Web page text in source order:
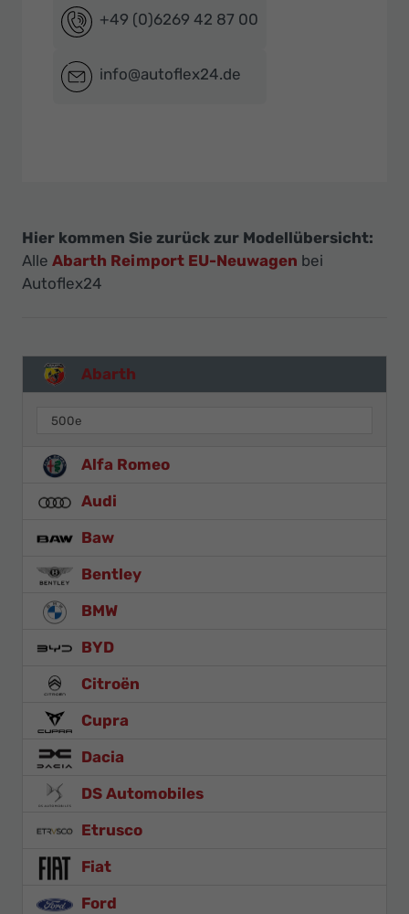
+49 (0)6269 42 87 00
info@autoflex24.de
Hier kommen Sie zurück zur Modellübersicht:
Alle Abarth Reimport EU-Neuwagen bei
Autoflex24
Abarth
500e
Alfa Romeo
Audi
Baw
Bentley
BMW
BYD
Citroën
Cupra
Dacia
DS Automobiles
Etrusco
Fiat
Ford